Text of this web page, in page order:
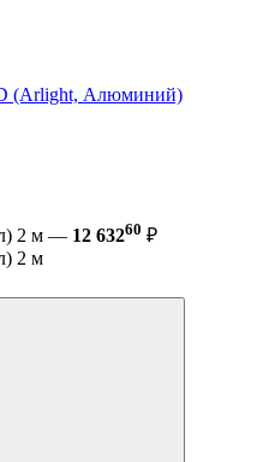
(Arlight, Алюминий)
2 м — 12 63260 ₽
2 м